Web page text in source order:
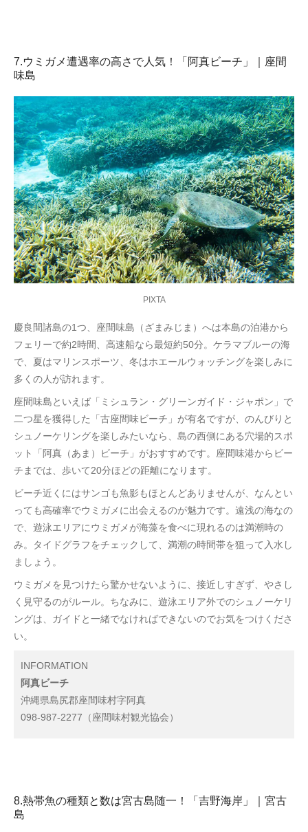
7.ウミガメ遭遇率の高さで人気！「阿真ビーチ」｜座間
味島
PIXTA
慶良間諸島の1つ、座間味島（ざまみじま）へは本島の泊港から
フェリーで約2時間、高速船なら最短約50分。ケラマブルーの海
で、夏はマリンスポーツ、冬はホエールウォッチングを楽しみに
多くの人が訪れます。
座間味島といえば「ミシュラン・グリーンガイド・ジャポン」で
二つ星を獲得した「古座間味ビーチ」が有名ですが、のんびりと
シュノーケリングを楽しみたいなら、島の西側にある穴場的スポ
ット「阿真（あま）ビーチ」がおすすめです。座間味港からビー
チまでは、歩いて20分ほどの距離になります。
ビーチ近くにはサンゴも魚影もほとんどありませんが、なんとい
っても高確率でウミガメに出会えるのが魅力です。遠浅の海なの
で、遊泳エリアにウミガメが海藻を食べに現れるのは満潮時の
み。タイドグラフをチェックして、満潮の時間帯を狙って入水し
ましょう。
ウミガメを見つけたら驚かせないように、接近しすぎず、やさし
く見守るのがルール。ちなみに、遊泳エリア外でのシュノーケリ
ングは、ガイドと一緒でなければできないのでお気をつけくださ
い。
INFORMATION
阿真ビーチ
沖縄県島尻郡座間味村字阿真
098-987-2277（座間味村観光協会）
8.熱帯魚の種類と数は宮古島随一！「吉野海岸」｜宮古
島